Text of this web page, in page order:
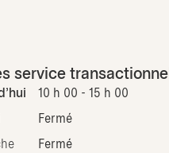
service transactionnel
10 h 00 - 15 h 00
Fermé
Fermé